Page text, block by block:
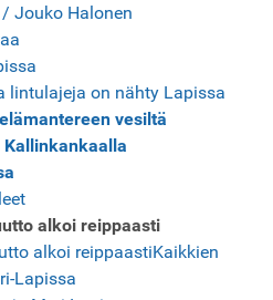
Jouko Halonen
lintulajeja on nähty Lapissa
vesiltä
alkoi reippaasti
alkoi reippaastiKaikkien
Lapissa